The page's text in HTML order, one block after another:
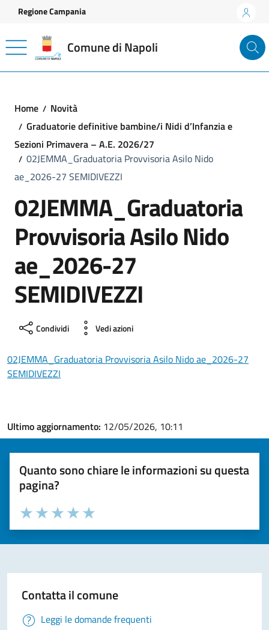
Vai ai contenuti
Vai al footer
Regione Campania
Comune di Napoli
Home
Novità
Graduatorie definitive bambine/i Nidi d’Infanzia e
Sezioni Primavera – A.E. 2026/27
02JEMMA_Graduatoria Provvisoria Asilo Nido
ae_2026-27 SEMIDIVEZZI
02JEMMA_Graduatoria
Provvisoria Asilo Nido
ae_2026-27
SEMIDIVEZZI
Condividi Vedi azioni
02JEMMA_Graduatoria Provvisoria Asilo Nido ae_2026-27
SEMIDIVEZZI
Ultimo aggiornamento: 12/05/2026, 10:11
Quanto sono chiare le informazioni su questa
pagina?
Valuta la chiarezza delle informazioni (da 1 a 5 stelle)
Seleziona il numero di stelle per valutare la chiarezza delle
Valuta 5 stelle su 5
Valuta 4 stelle su 5
Valuta 3 stelle su 5
Valuta 2 stelle su 5
Valuta 1 stelle su 5
Contatta il comune
Leggi le domande frequenti